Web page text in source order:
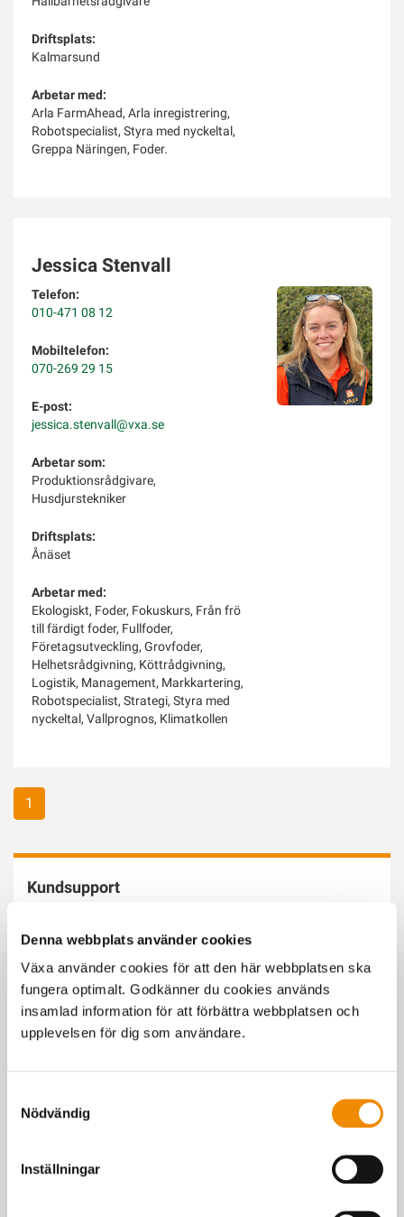
Denna webbplats använder cookies
Växa använder cookies för att den här webbplatsen ska
fungera optimalt. Godkänner du cookies används
insamlad information för att förbättra webbplatsen och
upplevelsen för dig som användare.
Nödvändig
Inställningar
Driftsplats:
Kalmarsund
Arbetar med:
Arla FarmAhead, Arla inregistrering,
Robotspecialist, Styra med nyckeltal,
Greppa Näringen, Foder.
Jessica Stenvall
Telefon:
010-471 08 12
Mobiltelefon:
070-269 29 15
E-post:
jessica.stenvall@vxa.se
Arbetar som:
Produktionsrådgivare,
Husdjurstekniker
Driftsplats:
Ånäset
Arbetar med:
Ekologiskt, Foder, Fokuskurs, Från frö
till färdigt foder, Fullfoder,
Företagsutveckling, Grovfoder,
Helhetsrådgivning, Köttrådgivning,
Logistik, Management, Markkartering,
Robotspecialist, Strategi, Styra med
nyckeltal, Vallprognos, Klimatkollen
1
Kundsupport
MinGård och Min Sida.
Medlems- och fakturafrågor
Är du intresserad av e-faktura eller pdf-faktura? Här kan du få
svar på dina frågor kring medlemsskap, fakturor och